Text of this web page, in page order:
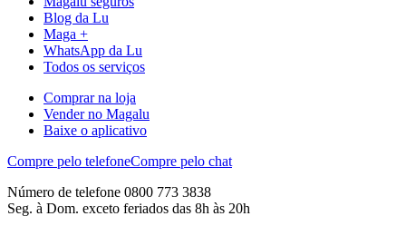
Blog da Lu
Maga +
WhatsApp da Lu
Todos os serviços
Comprar na loja
Vender no Magalu
Baixe o aplicativo
Compre pelo telefoneCompre pelo chat
Número de telefone 0800 773 3838
Seg. à Dom. exceto feriados das 8h às 20h